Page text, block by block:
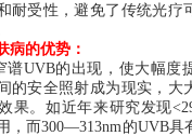
耐受性，避免了传统光疗
病的优势：
UVB的出现，使大幅度提
的安全照射成为现实，大
果。如近年来研究发现
，而300—313nm的UVB具